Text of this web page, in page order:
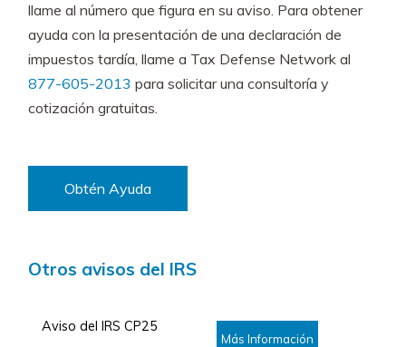
llame al número que figura en su aviso. Para obtener
ayuda con la presentación de una declaración de
impuestos tardía, llame a Tax Defense Network al
877-605-2013 para solicitar una consultoría y
cotización gratuitas.
Obtén Ayuda
Otros avisos del IRS
Aviso del IRS CP25
Más Información